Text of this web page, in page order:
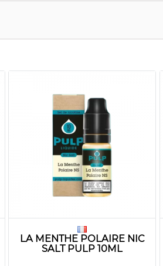
LA MENTHE POLAIRE NIC
SALT PULP 10ML